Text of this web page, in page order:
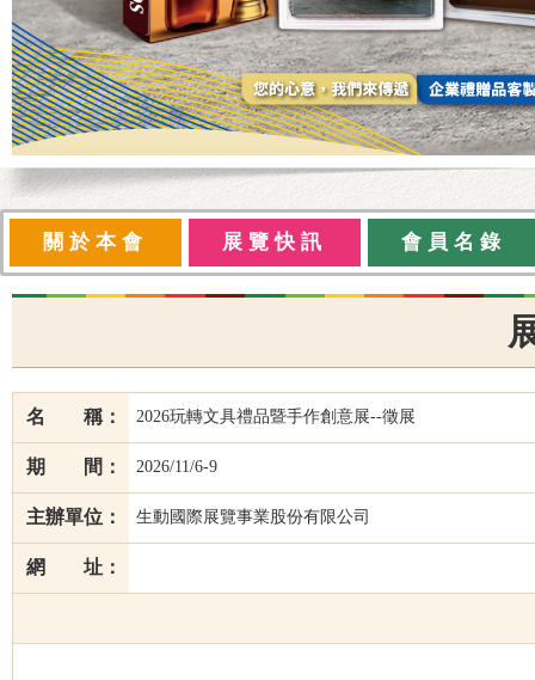
關於本會 展覽快訊 會員名錄
名 稱： 2026玩轉文具禮品暨手作創意展--徵展
期 間： 2026/11/6-9
主辦單位： 生動國際展覽事業股份有限公司
網 址：